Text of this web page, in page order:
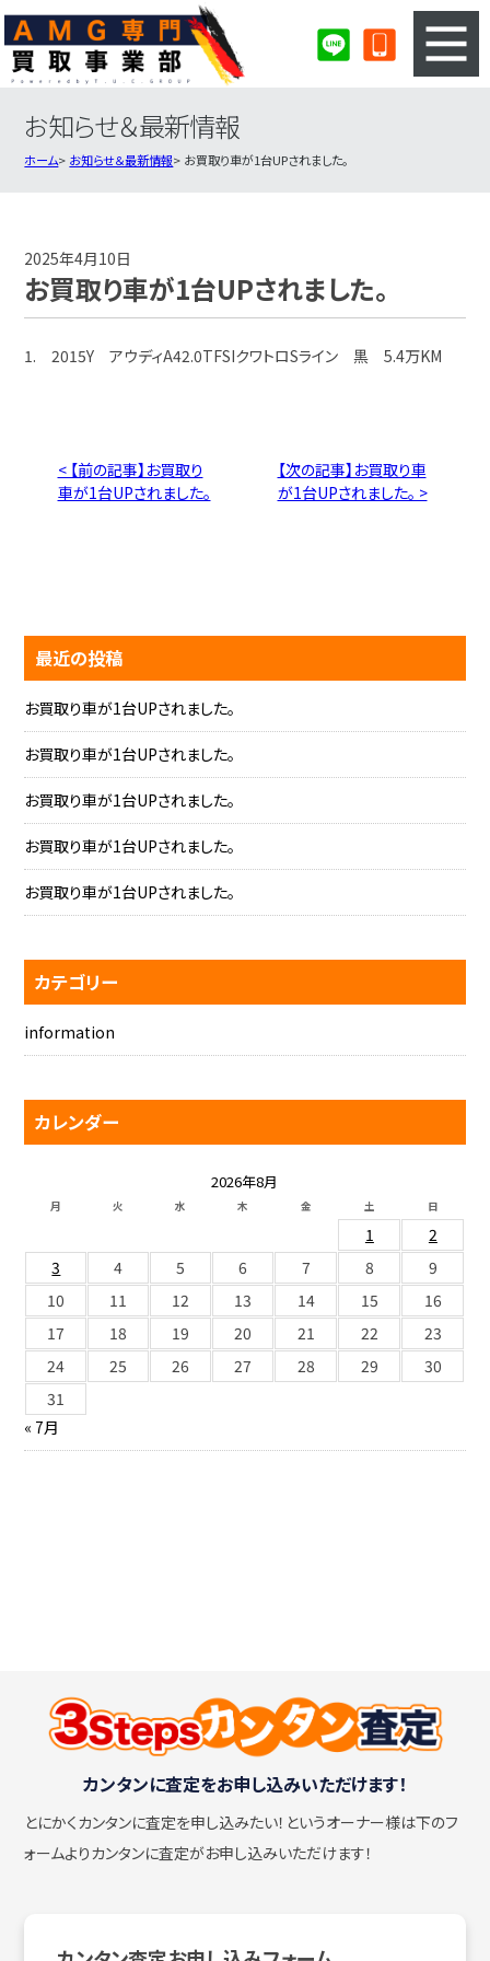
3ステップのカンタン査定
AMG買取実績
お知らせ＆最新情報
ホーム お知らせ＆最新情報 お買取り車が1台UPされました。
2025年4月10日
お買取り車が1台UPされました。
1. 2015Y アウディA42.0TFSIクワトロSライン 黒 5.4万KM
< 【前の記事】お買取り
車が1台UPされました。
【次の記事】お買取り車
が1台UPされました。 >
最近の投稿
お買取り車が1台UPされました。
お買取り車が1台UPされました。
お買取り車が1台UPされました。
お買取り車が1台UPされました。
お買取り車が1台UPされました。
カテゴリー
information
カレンダー
2026年8月
月 火 水 木 金 土 日
1
2
3
4 5 6 7 8
9
10
11 12 13 14 15
16
17
18 19 20 21 22
23
24
25 26 27 28 29
30
31
« 7月
カンタンに査定をお申し込みいただけます！
とにかくカンタンに査定を申し込みたい！ というオーナー様は下のフ
ォームよりカンタンに査定がお申し込みいただけます！